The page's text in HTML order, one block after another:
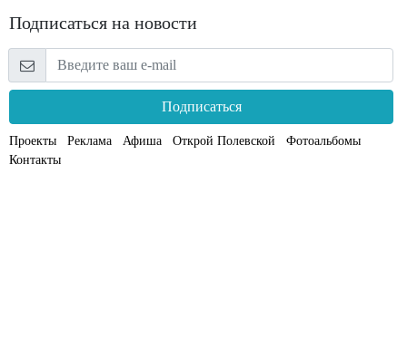
Подписаться на новости
Подписаться
Проекты Реклама Афиша Открой Полевской
Фотоальбомы
Контакты